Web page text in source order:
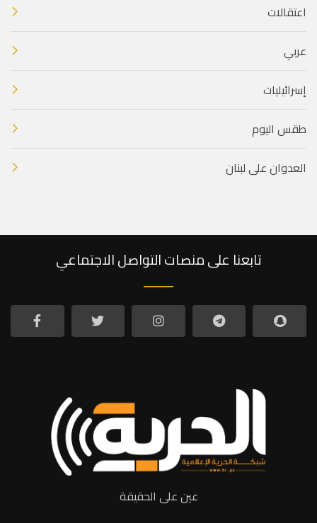
اعتقالات
عربي
إسرائيليات
طقس اليوم
العدوان على لبنان
تابعنا على منصات التواصل الاجتماعي
عين على الحقيقة